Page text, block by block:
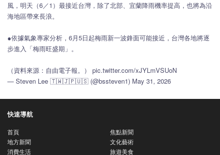
風，明天（6／1）最接近台灣，除了北部、宜蘭降雨機率提高，也將為沿
海地區帶來長浪。
●依據氣象專家分析，6月5日起梅雨新一波鋒面可能接近，台灣各地將逐
步進入「梅雨旺盛期」。
（資料來源：自由電子報。） pic.twitter.com/xJYLmVSUoN
— Steven Lee 🇹🇼🇯🇵🇺🇸 (@bssteven1) May 31, 2026
快速導航
首頁
焦點新聞
地方新聞
文化藝術
消費生活
旅遊美食